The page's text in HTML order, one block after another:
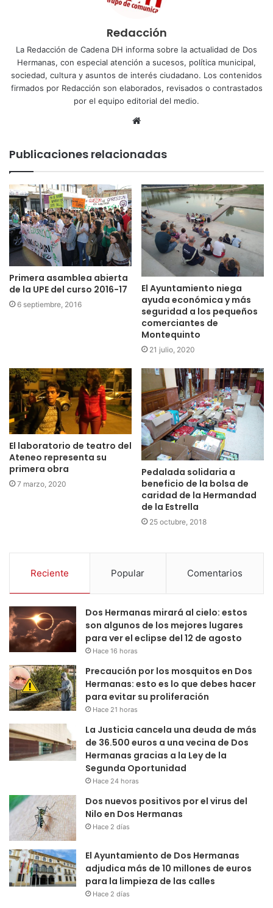
Redacción
La Redacción de Cadena DH informa sobre la actualidad de Dos
Hermanas, con especial atención a sucesos, política municipal,
sociedad, cultura y asuntos de interés ciudadano. Los contenidos
firmados por Redacción son elaborados, revisados o contrastados
por el equipo editorial del medio.
Sitio
Publicaciones relacionadas
Primera asamblea abierta
de la UPE del curso 2016-17
6 septiembre, 2016
El Ayuntamiento niega
ayuda económica y más
seguridad a los pequeños
comerciantes de
Montequinto
21 julio, 2020
El laboratorio de teatro del
Ateneo representa su
primera obra
7 marzo, 2020
Pedalada solidaria a
beneficio de la bolsa de
caridad de la Hermandad
de la Estrella
25 octubre, 2018
Reciente Popular Comentarios
Dos Hermanas mirará al cielo: estos
son algunos de los mejores lugares
para ver el eclipse del 12 de agosto
Hace 16 horas
Precaución por los mosquitos en Dos
Hermanas: esto es lo que debes hacer
para evitar su proliferación
Hace 21 horas
La Justicia cancela una deuda de más
de 36.500 euros a una vecina de Dos
Hermanas gracias a la Ley de la
Segunda Oportunidad
Hace 24 horas
Dos nuevos positivos por el virus del
Nilo en Dos Hermanas
Hace 2 días
El Ayuntamiento de Dos Hermanas
adjudica más de 10 millones de euros
para la limpieza de las calles
Hace 2 días